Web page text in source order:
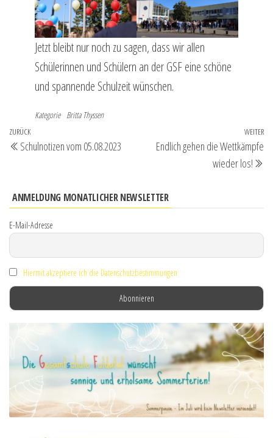
Jetzt bleibt nur noch zu sagen, dass wir allen
Schülerinnen und Schülern an der GSF eine schöne
und spannende Schulzeit wünschen.
Kategorie Britta Thyssen
Beitragsnavigation
Vorheriger
Beitrag
ZURÜCK
Schulnotizen vom 05.08.2023
WEITER
Endlich gehen die Wettkämpfe
wieder los!
ANMELDUNG MONATLICHER NEWSLETTER
E-Mail-Adresse
Hiermit akzeptiere ich die Datenschutzbestimmungen